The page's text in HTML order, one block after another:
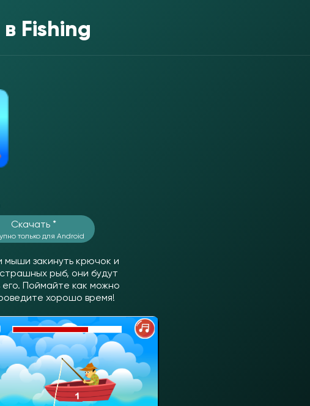
Fishing
Скачать *
только для Android
закинуть крючок и
рыб, они будут
Поймайте как можно
хорошо время!